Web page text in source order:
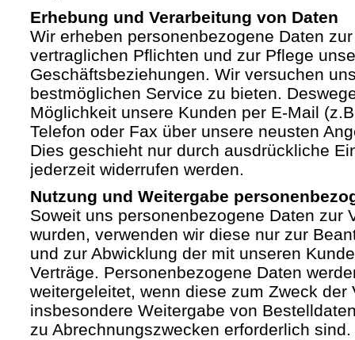
Erhebung und Verarbeitung von Daten
Wir erheben personenbezogene Daten
vertraglichen Pflichten und zur Pflege
Geschäftsbeziehungen. Wir versuchen
bestmöglichen Service zu bieten.
Möglichkeit unsere Kunden per E-Mail
Telefon oder Fax über unsere neusten
Dies geschieht nur durch ausdrückliche
jederzeit widerrufen werden.
Nutzung und Weitergabe
Soweit uns personenbezogene Daten zur
wurden, verwenden wir diese nur zur
und zur Abwicklung der mit unseren
Verträge. Personenbezogene Daten
weitergeleitet, wenn diese zum Zweck der
insbesondere Weitergabe von
zu Abrechnungszwecken erforderlich